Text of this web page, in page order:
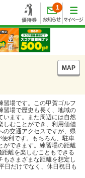
1
MAP
習場です。この甲賀ゴルフ
習場で歴史も長く、地域の
います。また周辺には自然
しむことができ、利用価値
の交通アクセスですが、県
利です。もちろん、駐車
ができます。練習場の距離
離を楽しむこともできる
もさまざまな距離を想定し
日だけでなく、休日祝日も